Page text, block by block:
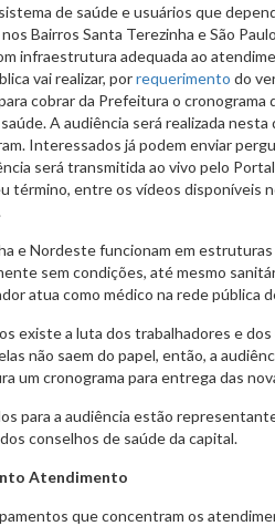
de saúde e usuários que
Bairros Santa Terezinha e São
infraestrutura adequada ao
vai realizar, porrequerimento do
cobrar da Prefeitura o cronograma
A audiência será realizada
Interessados já podem enviar
será transmitida ao vivo pelo
término, entre os vídeos disponíveis
e Nordeste funcionam em
sem condições, até mesmo
atua como médico na rede pública
existe a luta dos trabalhadores e
não saem do papel, então, a
um cronograma para entrega das
para a audiência estão
conselhos de saúde da capital.
Atendimento
que concentram os